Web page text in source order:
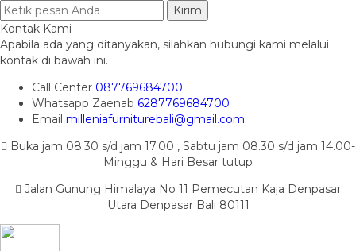
Kirim
Kontak Kami
Apabila ada yang ditanyakan, silahkan hubungi kami melalui
kontak di bawah ini.
Call Center 087769684700
Whatsapp Zaenab 6287769684700
Email milleniafurniturebali@gmail.com
Buka jam 08.30 s/d jam 17.00 , Sabtu jam 08.30 s/d jam 14.00-
Minggu & Hari Besar tutup
Jalan Gunung Himalaya No 11 Pemecutan Kaja Denpasar
Utara Denpasar Bali 80111